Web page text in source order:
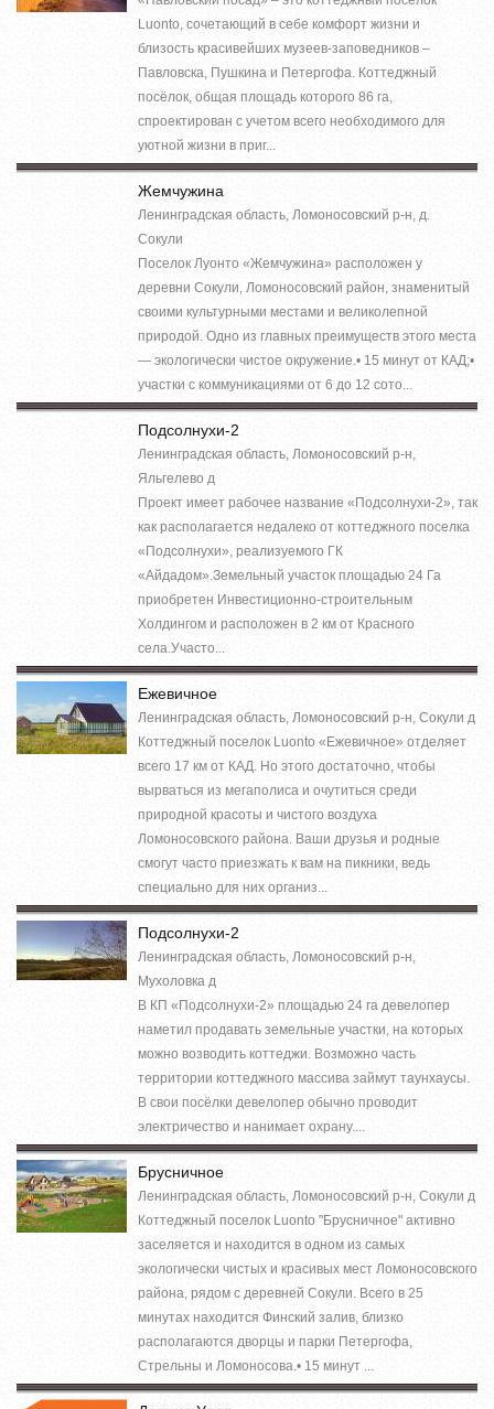
Luonto, сочетающий в себе комфорт жизни и
близость красивейших музеев-заповедников –
Павловска, Пушкина и Петергофа. Коттеджный
посёлок, общая площадь которого 86 га,
спроектирован с учетом всего необходимого для
уютной жизни в приг...
Жемчужина
Ленинградская область, Ломоносовский р-н, д.
Сокули
Поселок Луонто «Жемчужина» расположен у
деревни Сокули, Ломоносовский район, знаменитый
своими культурными местами и великолепной
природой. Одно из главных преимуществ этого места
— экологически чистое окружение.• 15 минут от КАД;•
участки с коммуникациями от 6 до 12 сото...
Подсолнухи-2
Ленинградская область, Ломоносовский р-н,
Яльгелево д
Проект имеет рабочее название «Подсолнухи-2», так
как располагается недалеко от коттеджного поселка
«Подсолнухи», реализуемого ГК
«Айдадом».Земельный участок площадью 24 Га
приобретен Инвестиционно-строительным
Холдингом и расположен в 2 км от Красного
села.Участо...
Ежевичное
Ленинградская область, Ломоносовский р-н, Сокули д
Коттеджный поселок Luonto «Ежевичное» отделяет
всего 17 км от КАД. Но этого достаточно, чтобы
вырваться из мегаполиса и очутиться среди
природной красоты и чистого воздуха
Ломоносовского района. Ваши друзья и родные
смогут часто приезжать к вам на пикники, ведь
специально для них организ...
Подсолнухи-2
Ленинградская область, Ломоносовский р-н,
Мухоловка д
В КП «Подсолнухи-2» площадью 24 га девелопер
наметил продавать земельные участки, на которых
можно возводить коттеджи. Возможно часть
территории коттеджного массива займут таунхаусы.
В свои посёлки девелопер обычно проводит
электричество и нанимает охрану....
Брусничное
Ленинградская область, Ломоносовский р-н, Сокули д
Коттеджный поселок Luonto "Брусничное" активно
заселяется и находится в одном из самых
экологически чистых и красивых мест Ломоносовского
района, рядом с деревней Сокули. Всего в 25
минутах находится Финский залив, близко
располагаются дворцы и парки Петергофа,
Стрельны и Ломоносова.• 15 минут ...